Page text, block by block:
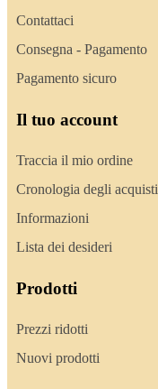
Contattaci
Consegna - Pagamento
Pagamento sicuro
Il tuo account
Traccia il mio ordine
Cronologia degli acquisti
Informazioni
Lista dei desideri
Prodotti
Prezzi ridotti
Nuovi prodotti